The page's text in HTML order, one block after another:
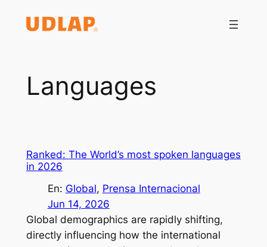
Languages
Ranked: The World’s most spoken languages
in 2026
En: Global, Prensa Internacional
Jun 14, 2026
Global demographics are rapidly shifting,
directly influencing how the international